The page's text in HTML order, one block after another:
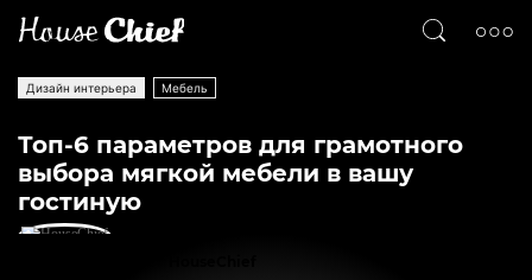
Дизайн интерьера Мебель
Топ-6 параметров для грамотного
выбора мягкой мебели в вашу
гостиную